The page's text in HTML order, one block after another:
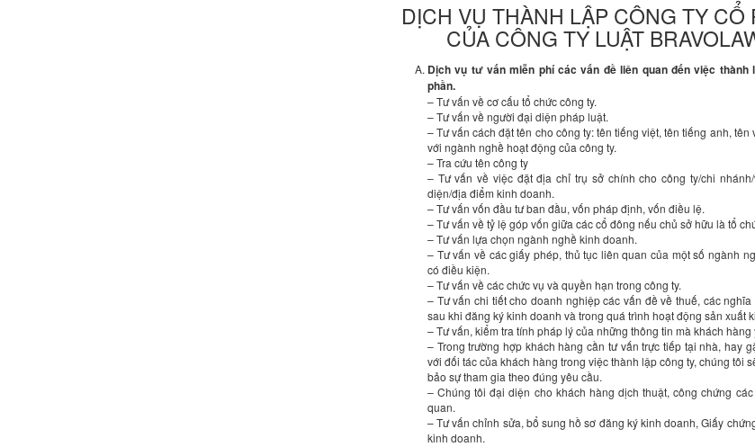
DỊCH VỤ THÀNH LẬP CÔNG TY CỔ
CỦA CÔNG TY LUẬT
Dịch vụ tư vấn miễn phí các vấn đề liên quan đến việc thành
phần.
– Tư vấn về cơ cấu tổ chức công ty.
– Tư vấn về người đại diện pháp luật.
– Tư vấn cách đặt tên cho công ty: tên tiếng việt, tên tiếng anh, tên
với ngành nghề hoạt động của công ty.
– Tra cứu tên công ty
– Tư vấn về việc đặt địa chỉ trụ sở chính cho công ty/chi
diện/địa điểm kinh doanh.
– Tư vấn vốn đầu tư ban đầu, vốn pháp định, vốn điều lệ.
– Tư vấn về tỷ lệ góp vốn giữa các cổ đông nếu chủ sở hữu là tổ
– Tư vấn lựa chọn ngành nghề kinh doanh.
– Tư vấn về các giấy phép, thủ tục liên quan của một số ngành
có điều kiện.
– Tư vấn về các chức vụ và quyền hạn trong công ty.
– Tư vấn chi tiết cho doanh nghiệp các vấn đề về thuế, các
sau khi đăng ký kinh doanh và trong quá trình hoạt động sản xuất
– Tư vấn, kiểm tra tính pháp lý của những thông tin mà khách hàng
– Trong trường hợp khách hàng cần tư vấn trực tiếp tại nhà, hay
với đối tác của khách hàng trong việc thành lập công ty, chúng tôi
bảo sự tham gia theo đúng yêu cầu.
– Chúng tôi đại diện cho khách hàng dịch thuật, công chứng
quan.
– Tư vấn chỉnh sửa, bổ sung hồ sơ đăng ký kinh doanh, Giấy
kinh doanh.